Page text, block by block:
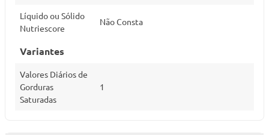
Líquido ou Sólido
Nutriescore
Não Consta
Variantes
Valores Diários de
Gorduras
Saturadas
1